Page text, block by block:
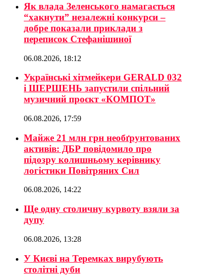
Як влада Зеленського намагається
“хакнути” незалежні конкурси –
добре показали приклади з
переписок Стефанішиної
06.08.2026, 18:12
Українські хітмейкери GERALD 032
і ШЕРШЕНЬ запустили спільний
музичний проєкт «КОМПОТ»
06.08.2026, 17:59
Майже 21 млн грн необґрунтованих
активів: ДБР повідомило про
підозру колишньому керівнику
логістики Повітряних Сил
06.08.2026, 14:22
Ще одну столичну курвоту взяли за
дупу
06.08.2026, 13:28
У Києві на Теремках вирубують
столітні дуби